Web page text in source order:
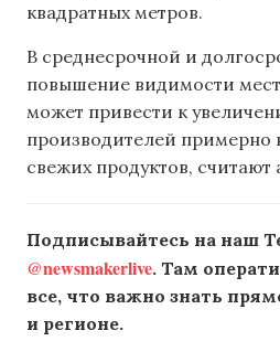
квадратных метров.
В среднесрочной и
повышение видимости
может привести к
производителей примерно
свежих продуктов, считают
Подписывайтесь на наш
@newsmakerlive. Там
все, что важно знать
и регионе.